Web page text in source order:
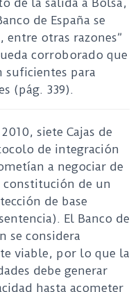
de la salida a Bolsa,
de España se
otras razones”
corroborado que
suficientes para
(pág. 339).
siete Cajas de
de integración
a negociar de
constitución de un
de base
El Banco de
se considera
viable, por lo que la
debe generar
hasta acometer